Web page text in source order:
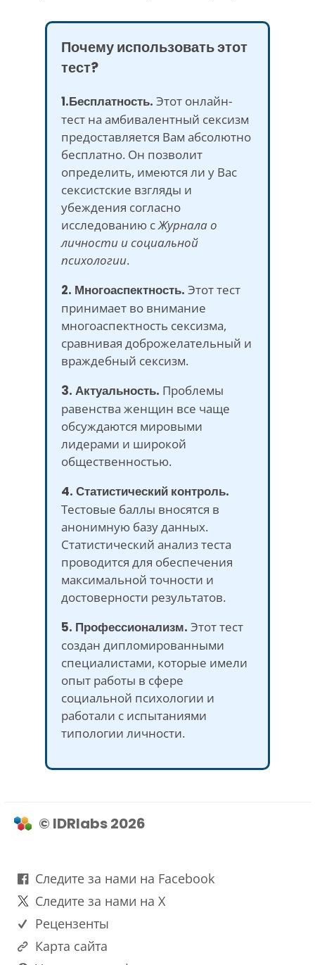
Почему использовать этот
тест?
1.Бесплатность. Этот онлайн-
тест на амбивалентный сексизм
предоставляется Вам абсолютно
бесплатно. Он позволит
определить, имеются ли у Вас
сексистские взгляды и
убеждения согласно
исследованию сЖурнала о
личности и социальной
психологии.
2. Многоаспектность. Этот тест
принимает во внимание
многоаспектность сексизма,
сравнивая доброжелательный и
враждебный сексизм.
3. Актуальность. Проблемы
равенства женщин все чаще
обсуждаются мировыми
лидерами и широкой
общественностью.
4. Статистический контроль.
Тестовые баллы вносятся в
анонимную базу данных.
Статистический анализ теста
проводится для обеспечения
максимальной точности и
достоверности результатов.
5. Профессионализм. Этот тест
создан дипломированными
специалистами, которые имели
опыт работы в сфере
социальной психологии и
работали с испытаниями
типологии личности.
© IDRlabs 2026
Следите за нами на Facebook
Следите за нами на X
Рецензенты
Карта сайта